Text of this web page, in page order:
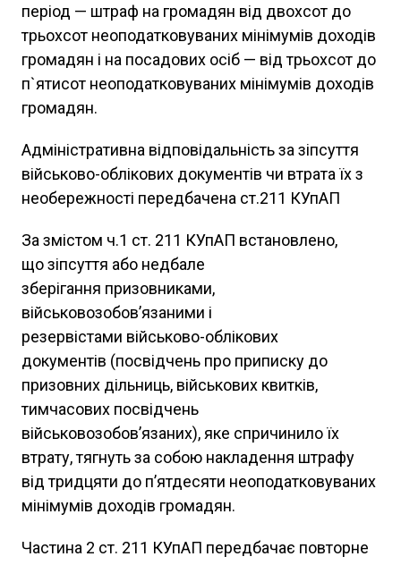
період — штраф на громадян від двохсот до
трьохсот неоподатковуваних мінімумів доходів
громадян і на посадових осіб — від трьохсот до
п`ятисот неоподатковуваних мінімумів доходів
громадян.
Адміністративна відповідальність за зіпсуття
військово-облікових документів чи втрата їх з
необережності передбачена ст.211 КУпАП
За змістом ч.1 ст. 211 КУпАП встановлено,
що зіпсуття або недбале
зберігання призовниками,
військовозобов’язаними і
резервістами військово-облікових
документів (посвідчень про приписку до
призовних дільниць, військових квитків,
тимчасових посвідчень
військовозобов’язаних), яке спричинило їх
втрату, тягнуть за собою накладення штрафу
від тридцяти до п’ятдесяти неоподатковуваних
мінімумів доходів громадян.
Частина 2 ст. 211 КУпАП передбачає повторне